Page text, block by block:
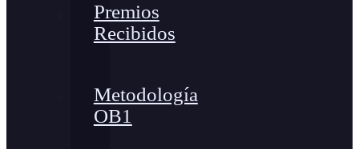
Premios
Recibidos
Metodología
OB1